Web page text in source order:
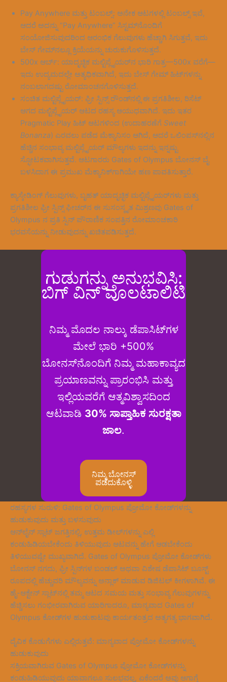
Pay Anywhere ಮತ್ತು ಟಂಬಲ್ಸ್: ಅನೇಕ ಆಟಗಳಲ್ಲಿ ಟಂಬಲ್ಸ್ ಇವೆ,
ಆದರೆ ಅದನ್ನು “Pay Anywhere” ಸಿಸ್ಟಮ್‌ನೊಂದಿಗೆ
ಸಂಯೋಜಿಸುವುದರಿಂದ ಆರಂಭಿಕ ಗೆಲುವುಗಳು ಹೆಚ್ಚಾಗಿ ಸಿಗುತ್ತವೆ, ಇದು
ಬೇಸ್ ಗೇಮ್‌ನಲ್ಲೂ ಕ್ರಿಯೆಯನ್ನು ಚುರುಕುಗೊಳಿಸುತ್ತದೆ.
500x ಆರ್ಬ್: ಯಾದೃಚ್ಛಿಕ ಮಲ್ಟಿಪ್ಲೈಯರ್‌ನ ಭಾರಿ ಗಾತ್ರ—500x ವರೆಗೆ—
ಇದು ಉದ್ಯಮದಲ್ಲೇ ಅತ್ಯಧಿಕವಾಗಿದೆ, ಇದು ಬೇಸ್ ಗೇಮ್ ಹಿಟ್‌ಗಳನ್ನು
ನಂಬಲಾಗದಷ್ಟು ರೋಮಾಂಚನಗೊಳಿಸುತ್ತದೆ.
ಸಂಚಿತ ಮಲ್ಟಿಪ್ಲೈಯರ್: ಫ್ರೀ ಸ್ಪಿನ್ಸ್ ರೌಂಡ್‌ನಲ್ಲಿ ಈ ಪ್ರಗತಿಶೀಲ, ರಿಸೆಟ್
ಆಗದ ಮಲ್ಟಿಪ್ಲೈಯರ್ ಆಟದ ರಹಸ್ಯ ಆಯುಧವಾಗಿದೆ. ಇದು ಇತರ
Pragmatic Play ಹಿಟ್ ಆಟಗಳಿಂದ (ಉದಾಹರಣೆಗೆ Sweet
Bonanza) ಎರವಲು ಪಡೆದ ಮೆಕ್ಯಾನಿಸಂ ಆಗಿದೆ, ಆದರೆ ಒಲಿಂಪಸ್‌ನಲ್ಲಿನ
ಹೆಚ್ಚಿನ ಸಂಭಾವ್ಯ ಮಲ್ಟಿಪ್ಲೈಯರ್ ಮೌಲ್ಯಗಳು ಇದನ್ನು ಇನ್ನಷ್ಟು
ಸ್ಫೋಟಕವಾಗಿಸುತ್ತವೆ. ಆಟಗಾರರು Gates of Olympus ಬೋನಸ್ ಬೈ
ಬಳಸಿದಾಗ ಈ ಪ್ರಮುಖ ಮೆಕ್ಯಾನಿಕ್‌ಗಾಗಿಯೇ ಹಣ ಪಾವತಿಸುತ್ತಾರೆ.
ಕ್ಯಾಸ್ಕೇಡಿಂಗ್ ಗೆಲುವುಗಳು, ಬೃಹತ್ ಯಾದೃಚ್ಛಿಕ ಮಲ್ಟಿಪ್ಲೈಯರ್‌ಗಳು ಮತ್ತು
ಪ್ರಗತಿಶೀಲ ಫ್ರೀ ಸ್ಪಿನ್ಸ್ ಫೀಚರ್‌ನ ಈ ಸುಸಂಸ್ಕೃತ ಮಿಶ್ರಣವು Gates of
Olympus ನ ಪ್ರತಿ ಸ್ಪಿನ್ ಪೌರಾಣಿಕ ಸಂಪತ್ತಿನ ರೋಮಾಂಚಕಾರಿ
ಭರವಸೆಯನ್ನು ನೀಡುವುದನ್ನು ಖಚಿತಪಡಿಸುತ್ತದೆ.
ಗುಡುಗನ್ನು ಅನುಭವಿಸಿ:
ಬಿಗ್ ವಿನ್ ವೊಲಟಾಲಿಟಿ
ನಿಮ್ಮ ಮೊದಲ ನಾಲ್ಕು ಡೆಪಾಸಿಟ್‌ಗಳ
ಮೇಲೆ ಭಾರಿ +500%
ಬೋನಸ್‌ನೊಂದಿಗೆ ನಿಮ್ಮ ಮಹಾಕಾವ್ಯದ
ಪ್ರಯಾಣವನ್ನು ಪ್ರಾರಂಭಿಸಿ ಮತ್ತು
ಇಲ್ಲಿಯವರೆಗೆ ಆತ್ಮವಿಶ್ವಾಸದಿಂದ
ಆಟವಾಡಿ 30% ಸಾಪ್ತಾಹಿಕ ಸುರಕ್ಷತಾ
ಜಾಲ.
ನಿಮ್ಮ ಬೋನಸ್
ಪಡೆದುಕೊಳ್ಳಿ
ರಹಸ್ಯಗಳ ಸುರುಳಿ: Gates of Olympus ಪ್ರೋಮೋ ಕೋಡ್‌ಗಳನ್ನು
ಹುಡುಕುವುದು ಮತ್ತು ಬಳಸುವುದು
ಆನ್‌ಲೈನ್ ಸ್ಲಾಟ್ ಜಗತ್ತಿನಲ್ಲಿ, ಉತ್ತಮ ಡೀಲ್‌ಗಳನ್ನು ಎಲ್ಲಿ
ಕಂಡುಹಿಡಿಯಬೇಕೆಂದು ತಿಳಿಯುವುದು ಆಟವನ್ನು ಹೇಗೆ ಆಡಬೇಕೆಂದು
ತಿಳಿಯುವಷ್ಟೇ ಮುಖ್ಯವಾಗಿದೆ. Gates of Olympus ಪ್ರೋಮೋ ಕೋಡ್‌ಗಳು
ಬೋನಸ್ ನಗದು, ಫ್ರೀ ಸ್ಪಿನ್‌ಗಳ ಬಂಡಲ್ ಅಥವಾ ವಿಶೇಷ ಡೆಪಾಸಿಟ್ ಬೂಸ್ಟ್
ರೂಪದಲ್ಲಿ ಹೆಚ್ಚುವರಿ ಮೌಲ್ಯವನ್ನು ಅನ್ಲಾಕ್ ಮಾಡುವ ಡಿಜಿಟಲ್ ಕೀಗಳಾಗಿವೆ. ಈ
ಹೈ-ಆಕ್ಟೇನ್ ಸ್ಲಾಟ್‌ನಲ್ಲಿ ತಮ್ಮ ಆಟದ ಸಮಯ ಮತ್ತು ಸಂಭಾವ್ಯ ಗೆಲುವುಗಳನ್ನು
ಹೆಚ್ಚಿಸಲು ಗಂಭೀರವಾಗಿರುವ ಯಾರಿಗಾದರೂ, ಮಾನ್ಯವಾದ Gates of
Olympus ಕೋಡ್‌ಗಳ ಹುಡುಕಾಟವು ಕಾರ್ಯತಂತ್ರದ ಅತ್ಯಗತ್ಯ ಭಾಗವಾಗಿದೆ.
ದೈವಿಕ ಕೊಡುಗೆಗಳು ಎಲ್ಲಿರುತ್ತವೆ: ಮಾನ್ಯವಾದ ಪ್ರೋಮೋ ಕೋಡ್‌ಗಳನ್ನು
ಹುಡುಕುವುದು
ಸಕ್ರಿಯವಾಗಿರುವ Gates of Olympus ಪ್ರೋಮೋ ಕೋಡ್‌ಗಳನ್ನು
ಕಂಡುಹಿಡಿಯುವುದು ಯಾವಾಗಲೂ ಸುಲಭವಲ್ಲ, ಏಕೆಂದರೆ ಅವು ಆಗಾಗ್ಗೆ